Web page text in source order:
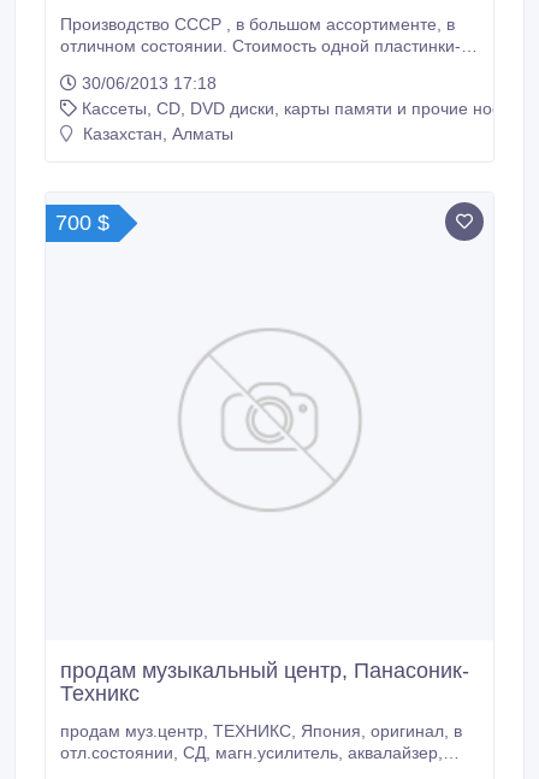
Производство СССР , в большом ассортименте, в
отличном состоянии. Стоимость одной пластинки-
8702 283 41 73..
30/06/2013 17:18
Кассеты, CD, DVD диски, карты памяти и прочие
Казахстан, Алматы
700 $
продам музыкальный центр, Панасоник-
Техникс
продам муз.центр, ТЕХНИКС, Япония, оригинал, в
отл.состоянии, СД, магн.усилитель, аквалайзер,